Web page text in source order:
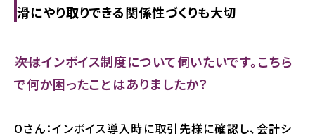
滑にやり取りできる関係性づくりも大切
――次はインボイス制度について伺いたいです。こちら
で何か困ったことはありましたか？
Oさん：インボイス導入時に取引先様に確認し、会計シ